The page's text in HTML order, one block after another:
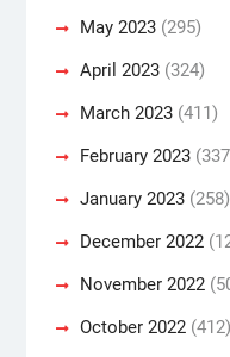
May 2023(295)
April 2023(324)
March 2023(411)
February 2023
January 2023(258)
December 2022
November 2022
October 2022(412)